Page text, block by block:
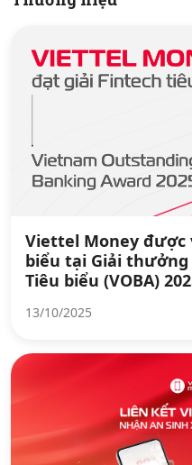
Viettel Money được
biểu tại Giải
Tiêu biểu (VOBA)
13/10/2025